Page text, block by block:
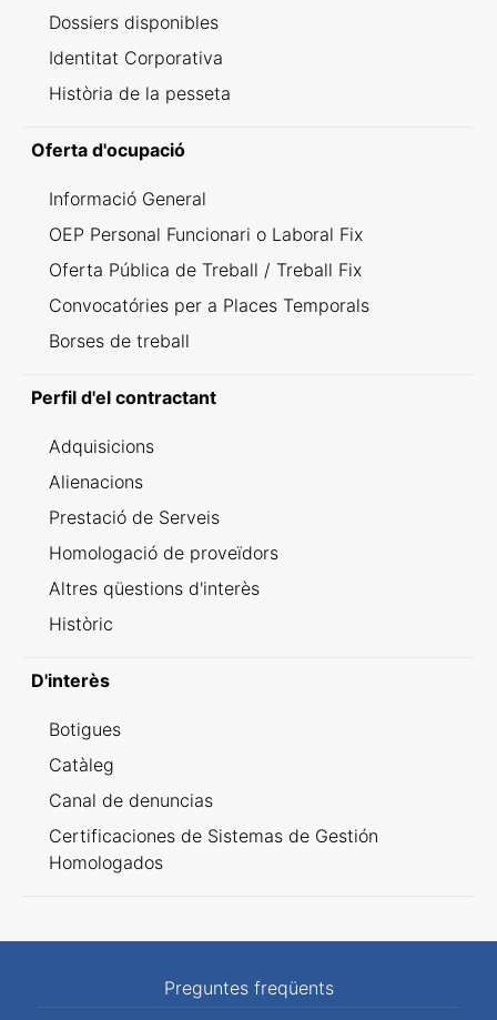
Dossiers disponibles
Identitat Corporativa
Història de la pesseta
Oferta d'ocupació
Informació General
OEP Personal Funcionari o Laboral Fix
Oferta Pública de Treball / Treball Fix
Convocatóries per a Places Temporals
Borses de treball
Perfil d'el contractant
Adquisicions
Alienacions
Prestació de Serveis
Homologació de proveïdors
Altres qüestions d'interès
Històric
D'interès
Botigues
Catàleg
Canal de denuncias
Certificaciones de Sistemas de Gestión
Homologados
Preguntes freqüents